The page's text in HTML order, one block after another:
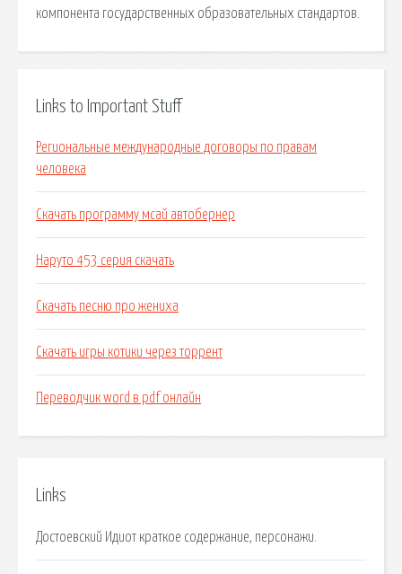
компонента государственных образовательных стандартов.
Links to Important Stuff
Региональные международные договоры по правам
человека
Скачать программу мсай автобернер
Наруто 453 серия скачать
Скачать песню про жениха
Скачать игры котики через торрент
Переводчик word в pdf онлайн
Links
Достоевский Идиот краткое содержание, персонажи.